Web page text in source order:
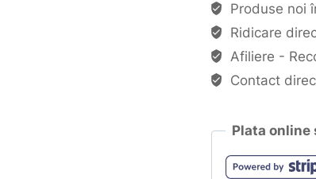
Produse noi
Ridicare
Afiliere -
Contact
Plata